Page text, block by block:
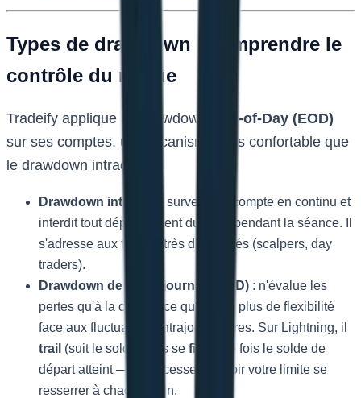
Types de drawdown : comprendre le
contrôle du risque
Tradeify applique un drawdown
End-of-Day (EOD)
sur ses comptes, un mécanisme plus confortable que
le drawdown intraday.
Drawdown intraday
: surveille le compte en continu et
interdit tout dépassement du seuil pendant la séance. Il
s'adresse aux traders très disciplinés (scalpers, day
traders).
Drawdown de fin de journée (EOD) : n'évalue les
pertes qu'à la clôture, ce qui laisse plus de flexibilité
face aux fluctuations intrajournalières. Sur Lightning, il
trail (suit le solde) puis se fige
une fois le solde de
départ atteint — vous cessez de voir votre limite se
resserrer à chaque gain.